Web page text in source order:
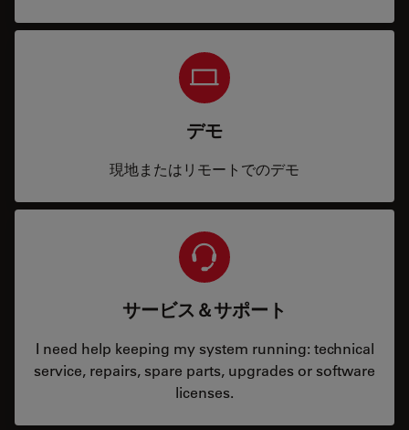
デモ
現地またはリモートでのデモ
サービス＆サポート
I need help keeping my system running: technical
service, repairs, spare parts, upgrades or software
licenses.